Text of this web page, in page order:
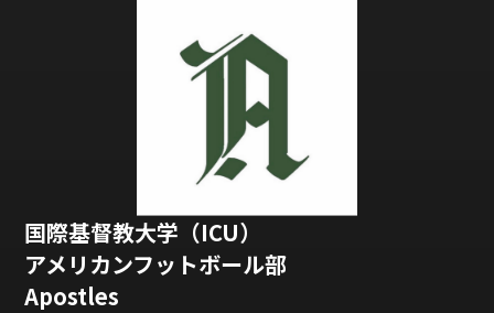
国際基督教大学（ICU）
アメリカンフットボール部
Apostles